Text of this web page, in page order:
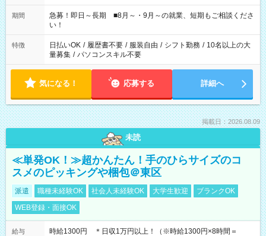
17：00 11：00～20：00 などなど！その他のお時間もOKで
す！
期間
急募！即日～長期 ■8月～・9月～の就業、短期もご相談くださ
い！
特徴 日払いOK / 履歴書不要 / 服装自由 / シフト勤務 / 10名以上の大
量募集 / パソコンスキル不要
気になる！ 応募する 詳細へ
掲載日：2026.08.09
未読
≪単発OK！≫超かんたん！手のひらサイズのコ
スメのピッキングや梱包＠東区
派遣 職種未経験OK 社会人未経験OK 大学生歓迎
ブランクOK
WEB登録・面接OK
給与
時給1300円 ＊日収1万円以上！（※時給1300円×8時間＝